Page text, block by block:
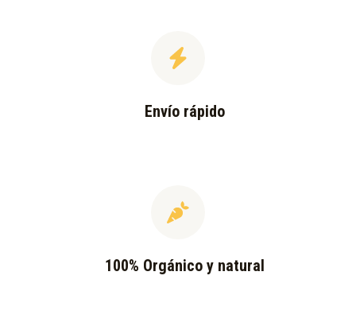
Envío rápido
100% Orgánico y natural